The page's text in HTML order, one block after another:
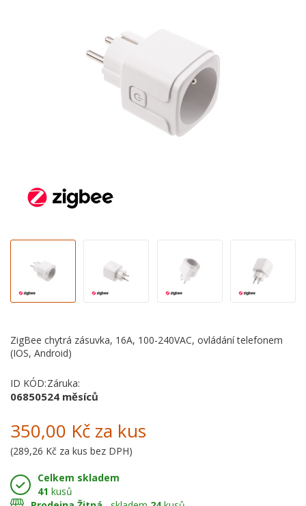
ZigBee chytrá zásuvka, 16A, 100-240VAC, ovládání telefonem
(IOS, Android)
ID KÓD:
068505
Záruka:
24 měsíců
350,00 Kč za kus
(289,26 Kč za kus bez DPH)
Celkem skladem
41 kusů